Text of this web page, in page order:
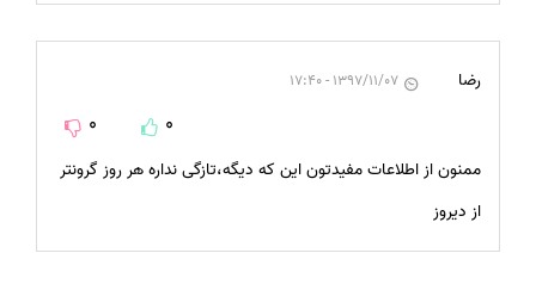
رضا
0 0
ممنون از اطلاعات مفیدتون این که دیگه،تازگی نداره هر روز گرونتر
از دیروز